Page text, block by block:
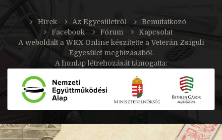
Hírek Az Egyesületről
Bemutatkozó
Facebook
Fórum
Kapcsolat
A weboldalt a WRX Onlinekészítette a Veterán Zsiguli
Egyesület megbízásából.
A honlap létrehozását támogatta: